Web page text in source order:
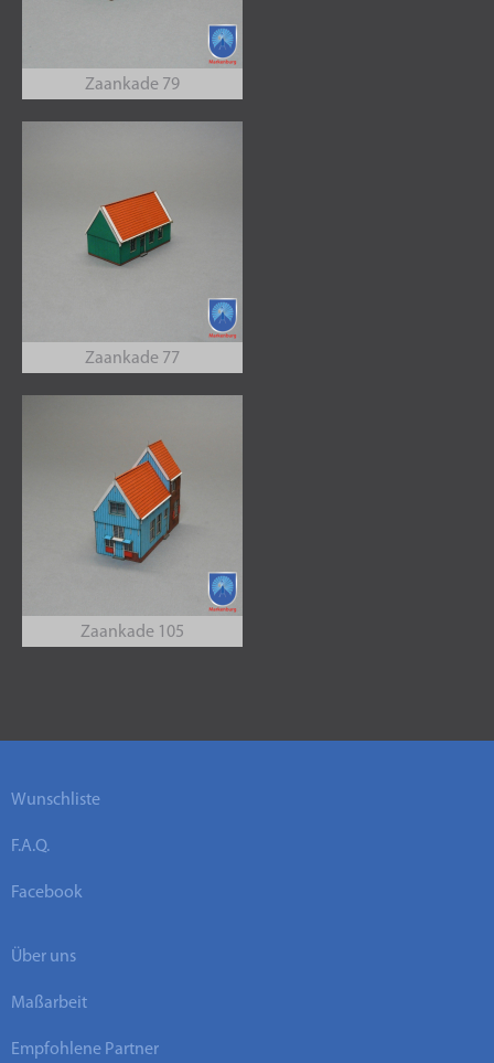
Zaankade 79
Zaankade 77
Zaankade 105
Wunschliste
F.A.Q.
Facebook
Über uns
Maßarbeit
Empfohlene Partner